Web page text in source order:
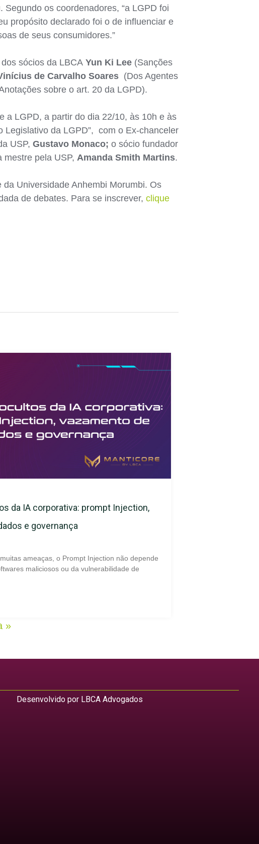
os coordenadores, “a LGPD foi
propósito declarado foi o de influenciar e
de seus consumidores.”
sócios da LBCA Yun Ki Lee (Sanções
de Carvalho Soares (Dos Agentes
sobre o art. 20 da LGPD).
a LGPD, a partir do dia 22/10, às 10h e às
Legislativo da LGPD”, com o Ex-chanceler
USP, Gustavo Monaco; o sócio fundador
mestre pela USP, Amanda Smith Martins.
Universidade Anhembi Morumbi. Os
de debates. Para se inscrever, clique
da IA corporativa: prompt Injection,
e governança
ameaças, o Prompt Injection não depende
maliciosos ou da vulnerabilidade de
»
Desenvolvido por LBCA Advogados